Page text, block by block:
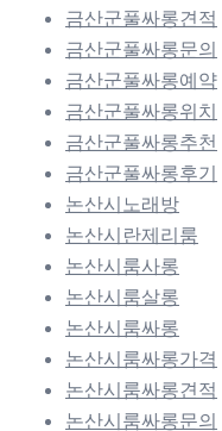
금산군풀싸롱견적
금산군풀싸롱문의
금산군풀싸롱예약
금산군풀싸롱위치
금산군풀싸롱추천
금산군풀싸롱후기
논산시노래방
논산시란제리룸
논산시룸사롱
논산시룸살롱
논산시룸싸롱
논산시룸싸롱가격
논산시룸싸롱견적
논산시룸싸롱문의